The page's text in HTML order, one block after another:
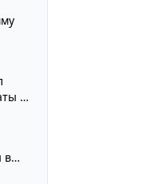
от
в